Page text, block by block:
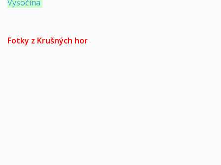
Vysočina
Fotky z Krušných hor